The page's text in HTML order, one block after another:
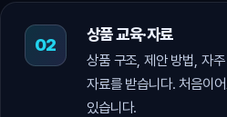
상품 교육·자료
상품 구조, 제안 방법, 자
자료를 받습니다. 처음이
있습니다.